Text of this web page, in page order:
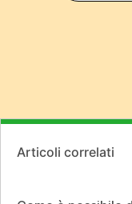
Articoli correlati